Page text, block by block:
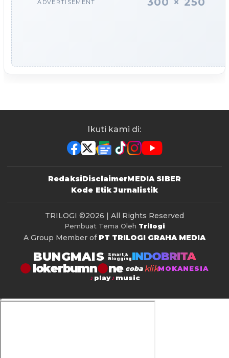
ADVERTISEMENT
Ikuti kami di:
RedaksiDisclaimerMEDIA SIBER
Kode Etik Jurnalistik
TRILOGI ©2026 | All Rights Reserved
Pembuat Tema Oleh Trilogi
A Group Member of PT TRILOGI GRAHA MEDIA
BUNGMAIS
Smart &
Blogging INDOBRITA
lokerbumn coba klikMOKANESIA
play
music